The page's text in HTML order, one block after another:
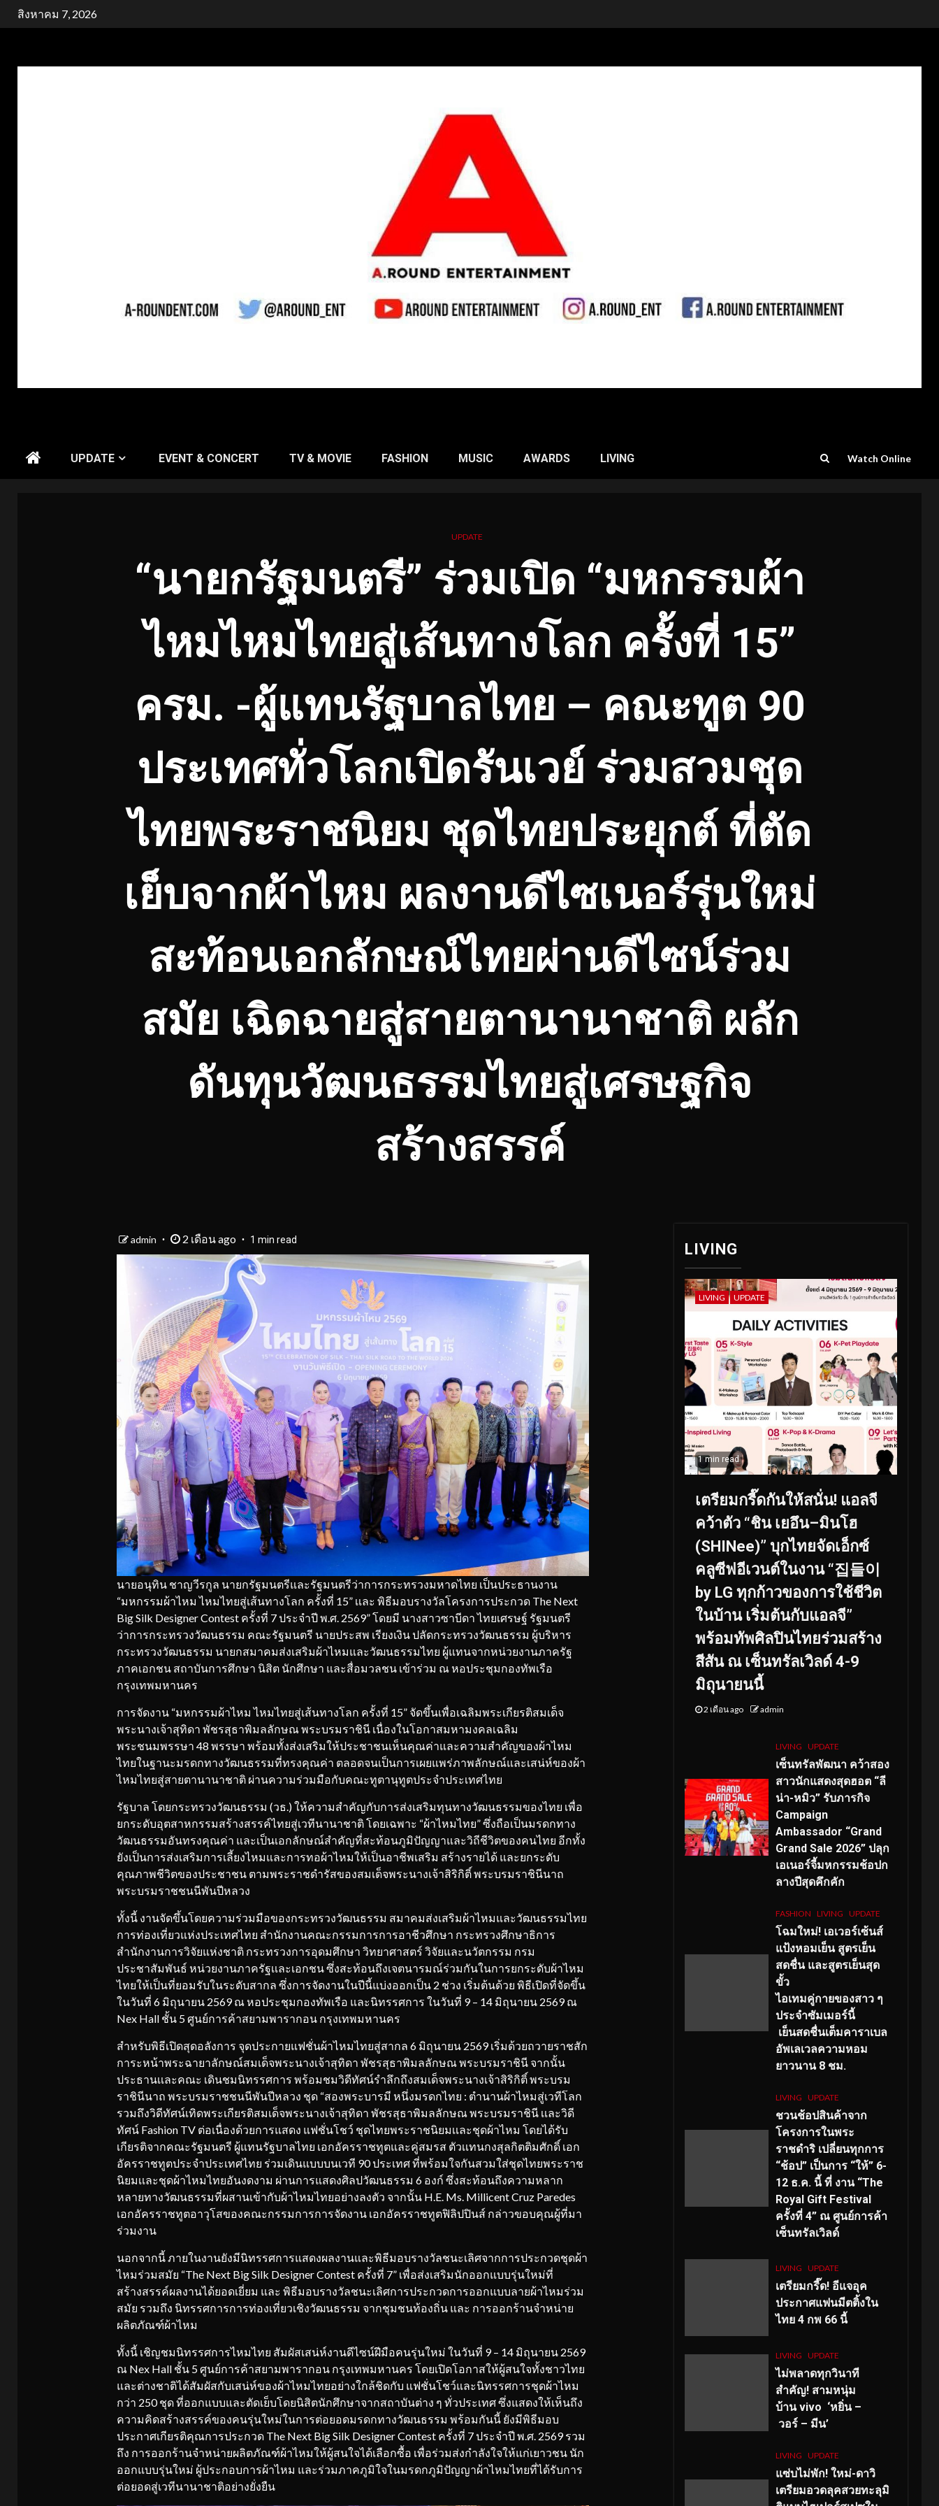
Skipสิงหาคม 7, 2026
UPDATE EVENT & CONCERT TV & MOVIE FASHION MUSIC AWARDS LIVING Watch Online
UPDATE
“นายกรัฐมนตรี” ร่วมเปิด “มหกรรมผ้า
ไหมไหมไทยสู่เส้นทางโลก ครั้งที่ 15”
ครม. -ผู้แทนรัฐบาลไทย – คณะทูต 90
ประเทศทั่วโลกเปิดรันเวย์ ร่วมสวมชุด
ไทยพระราชนิยม ชุดไทยประยุกต์ ที่ตัด
เย็บจากผ้าไหม ผลงานดีไซเนอร์รุ่นใหม่
สะท้อนเอกลักษณ์ไทยผ่านดีไซน์ร่วม
สมัย เฉิดฉายสู่สายตานานาชาติ ผลัก
ดันทุนวัฒนธรรมไทยสู่เศรษฐกิจ
สร้างสรรค์
admin 2 เดือน ago 1 min read
นายอนุทิน ชาญวีรกูล นายกรัฐมนตรีและรัฐมนตรีว่าการกระทรวงมหาดไทย เป็นประธานงาน
“มหกรรมผ้าไหม ไหมไทยสู่เส้นทางโลก ครั้งที่ 15” เเละ พิธีมอบรางวัลโครงการประกวด The Next
Big Silk Designer Contest ครั้งที่ 7 ประจำปี พ.ศ. 2569” โดยมี นางสาวซาบีดา ไทยเศรษฐ์ รัฐมนตรี
ว่าการกระทรวงวัฒนธรรม คณะรัฐมนตรี นายประสพ เรียงเงิน ปลัดกระทรวงวัฒนธรรม ผู้บริหาร
กระทรวงวัฒนธรรม นายกสมาคมส่งเสริมผ้าไหมและวัฒนธรรมไทย ผู้แทนจากหน่วยงานภาครัฐ
ภาคเอกชน สถาบันการศึกษา นิสิต นักศึกษา และสื่อมวลชน เข้าร่วม ณ หอประชุมกองทัพเรือ
กรุงเทพมหานคร
การจัดงาน “มหกรรมผ้าไหม ไหมไทยสู่เส้นทางโลก ครั้งที่ 15” จัดขึ้นเพื่อเฉลิมพระเกียรติสมเด็จ
พระนางเจ้าสุทิดา พัชรสุธาพิมลลักษณ พระบรมราชินี เนื่องในโอกาสมหามงคลเฉลิม
พระชนมพรรษา 48 พรรษา พร้อมทั้งส่งเสริมให้ประชาชนเห็นคุณค่าและความสำคัญของผ้าไหม
ไทยในฐานะมรดกทางวัฒนธรรมที่ทรงคุณค่า ตลอดจนเป็นการเผยแพร่ภาพลักษณ์และเสน่ห์ของผ้า
ไหมไทยสู่สายตานานาชาติ ผ่านความร่วมมือกับคณะทูตานุทูตประจำประเทศไทย
รัฐบาล โดยกระทรวงวัฒนธรรม (วธ.) ให้ความสำคัญกับการส่งเสริมทุนทางวัฒนธรรมของไทย เพื่อ
ยกระดับอุตสาหกรรมสร้างสรรค์ไทยสู่เวทีนานาชาติ โดยเฉพาะ “ผ้าไหมไทย” ซึ่งถือเป็นมรดกทาง
วัฒนธรรมอันทรงคุณค่า และเป็นเอกลักษณ์สำคัญที่สะท้อนภูมิปัญญาและวิถีชีวิตของคนไทย อีกทั้ง
ยังเป็นการส่งเสริมการเลี้ยงไหมและการทอผ้าไหมให้เป็นอาชีพเสริม สร้างรายได้ และยกระดับ
คุณภาพชีวิตของประชาชน ตามพระราชดำรัสของสมเด็จพระนางเจ้าสิริกิติ์ พระบรมราชินีนาถ
พระบรมราชชนนีพันปีหลวง
ทั้งนี้ งานจัดขึ้นโดยความร่วมมือของกระทรวงวัฒนธรรม สมาคมส่งเสริมผ้าไหมและวัฒนธรรมไทย
การท่องเที่ยวแห่งประเทศไทย สำนักงานคณะกรรมการการอาชีวศึกษา กระทรวงศึกษาธิการ
สำนักงานการวิจัยแห่งชาติ กระทรวงการอุดมศึกษา วิทยาศาสตร์ วิจัยและนวัตกรรม กรม
ประชาสัมพันธ์ หน่วยงานภาครัฐเเละเอกชน ซึ่งสะท้อนถึงเจตนารมณ์ร่วมกันในการยกระดับผ้าไหม
ไทยให้เป็นที่ยอมรับในระดับสากล ซึ่งการจัดงานในปีนี้แบ่งออกเป็น 2 ช่วง เริ่มต้นด้วย พิธีเปิดที่จัดขึ้น
ในวันที่ 6 มิถุนายน 2569 ณ หอประชุมกองทัพเรือ และนิทรรศการ ในวันที่ 9 – 14 มิถุนายน 2569 ณ
Nex Hall ชั้น 5 ศูนย์การค้าสยามพารากอน กรุงเทพมหานคร
สำหรับพิธีเปิดสุดอลังการ จุดประกายแฟชั่นผ้าไหมไทยสู่สากล 6 มิถุนายน 2569 เริ่มด้วยถวายราชสัก
การะหน้าพระฉายาลักษณ์สมเด็จพระนางเจ้าสุทิดา พัชรสุธาพิมลลักษณ พระบรมราชินี จากนั้น
ประธานเเละคณะ เดินชมนิทรรศการ พร้อมชมวิดีทัศน์รำลึกถึงสมเด็จพระนางเจ้าสิริกิติ์ พระบรม
ราชินีนาถ พระบรมราชชนนีพันปีหลวง ชุด “สองพระบารมี หนึ่งมรดกไทย : ตำนานผ้าไหมสู่เวทีโลก
รวมถึงวิดีทัศน์เทิดพระเกียรติสมเด็จพระนางเจ้าสุทิดา พัชรสุธาพิมลลักษณ พระบรมราชินี เเละวิดี
ทัศน์ Fashion TV ต่อเนื่องด้วยการแสดง แฟชั่นโชว์ ชุดไทยพระราชนิยมเเละชุดผ้าไหม โดยได้รับ
เกียรติจากคณะรัฐมนตรี ผู้แทนรัฐบาลไทย เอกอัครราชทูตและคู่สมรส ตัวเเทนกงสุลกิตติมศักดิ์ เอก
อัครราชทูตประจําประเทศไทย ร่วมเดินแบบบนเวที 90 ประเทศ ที่พร้อมใจกันสวมใส่ชุดไทยพระราช
นิยมเเละชุดผ้าไหมไทยอันงดงาม ผ่านการแสดงศิลปวัฒนธรรม 6 องก์ ซึ่งสะท้อนถึงความหลาก
หลายทางวัฒนธรรมที่ผสานเข้ากับผ้าไหมไทยอย่างลงตัว จากนั้น H.E. Ms. Millicent Cruz Paredes
เอกอัครราชทูตอาวุโสของคณะกรรมการการจัดงาน เอกอัครราชทูตฟิลิปปินส์ กล่าวขอบคุณผู้ที่มา
ร่วมงาน
นอกจากนี้ ภายในงานยังมีนิทรรศการแสดงผลงานและพิธีมอบรางวัลชนะเลิศจากการประกวดชุดผ้า
ไหมร่วมสมัย “The Next Big Silk Designer Contest ครั้งที่ 7” เพื่อส่งเสริมนักออกแบบรุ่นใหม่ที่
สร้างสรรค์ผลงานได้ยอดเยี่ยม และ พิธีมอบรางวัลชนะเลิศการประกวดการออกแบบลายผ้าไหมร่วม
สมัย รวมถึง นิทรรศการการท่องเที่ยวเชิงวัฒนธรรม จากชุมชนท้องถิ่น และ การออกร้านจำหน่าย
ผลิตภัณฑ์ผ้าไหม
ทั้งนี้ เชิญชมนิทรรศการไหมไทย สัมผัสเสน่ห์งานดีไซน์ฝีมือคนรุ่นใหม่ ในวันที่ 9 – 14 มิถุนายน 2569
ณ Nex Hall ชั้น 5 ศูนย์การค้าสยามพารากอน กรุงเทพมหานคร โดยเปิดโอกาสให้ผู้สนใจทั้งชาวไทย
และต่างชาติได้สัมผัสกับเสน่ห์ของผ้าไหมไทยอย่างใกล้ชิดกับ แฟชั่นโชว์และนิทรรศการชุดผ้าไหม
กว่า 250 ชุด ที่ออกแบบและตัดเย็บโดยนิสิตนักศึกษาจากสถาบันต่าง ๆ ทั่วประเทศ ซึ่งแสดงให้เห็นถึง
ความคิดสร้างสรรค์ของคนรุ่นใหม่ในการต่อยอดมรดกทางวัฒนธรรม พร้อมกันนี้ ยังมีพิธีมอบ
ประกาศเกียรติคุณการประกวด The Next Big Silk Designer Contest ครั้งที่ 7 ประจำปี พ.ศ. 2569 รวม
ถึง การออกร้านจำหน่ายผลิตภัณฑ์ผ้าไหมให้ผู้สนใจได้เลือกซื้อ เพื่อร่วมส่งกำลังใจให้แก่เยาวชน นัก
ออกแบบรุ่นใหม่ ผู้ประกอบการผ้าไหม และร่วมภาคภูมิใจในมรดกภูมิปัญญาผ้าไหมไทยที่ได้รับการ
ต่อยอดสู่เวทีนานาชาติอย่างยั่งยืน
LIVING
LIVING UPDATE
1 min read
เตรียมกรี๊ดกันให้สนั่น! แอลจี
คว้าตัว “ชิน เยอึน–มินโฮ
(SHINee)” บุกไทยจัดเอ็กซ์
คลูซีฟอีเวนต์ในงาน “집들이
by LG ทุกก้าวของการใช้ชีวิต
ในบ้าน เริ่มต้นกับแอลจี”
พร้อมทัพศิลปินไทยร่วมสร้าง
สีสัน ณ เซ็นทรัลเวิลด์ 4-9
มิถุนายนนี้
2 เดือน ago admin
LIVING UPDATE
เซ็นทรัลพัฒนา คว้าสอง
สาวนักแสดงสุดฮอต “ลี
น่า-หมิว” รับภารกิจ
Campaign
Ambassador “Grand
Grand Sale 2026” ปลุก
เอเนอร์จี้มหกรรมช้อปก
ลางปีสุดคึกคัก
FASHION LIVING UPDATE
โฉมใหม่! เอเวอร์เซ้นส์
แป้งหอมเย็น สูตรเย็น
สดชื่น และสูตรเย็นสุด
ขั้ว
ไอเทมคู่กายของสาว ๆ
ประจำซัมเมอร์นี้
เย็นสดชื่นเต็มคาราเบล
อัพเลเวลความหอม
ยาวนาน 8 ชม.
LIVING UPDATE
ชวนช้อปสินค้าจาก
โครงการในพระ
ราชดำริ เปลี่ยนทุกการ
“ช้อป” เป็นการ “ให้” 6-
12 ธ.ค. นี้ ที่ งาน “The
Royal Gift Festival
ครั้งที่ 4” ณ ศูนย์การค้า
เซ็นทรัลเวิลด์
LIVING UPDATE
เตรียมกรี๊ด! อีแจอุค
ประกาศแฟนมีตติ้งใน
ไทย 4 กพ 66 นี้
LIVING UPDATE
ไม่พลาดทุกวินาที
สำคัญ! สามหนุ่ม
บ้าน vivo ‘หยิ่น –
วอร์ – มีน’
LIVING UPDATE
แซ่บไม่พัก! ใหม่-ดาวิ
เตรียมอวดลุคสวยทะลุมิ